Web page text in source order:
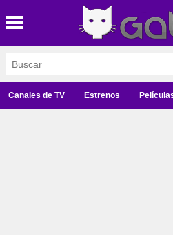
Canales de TV Estrenos